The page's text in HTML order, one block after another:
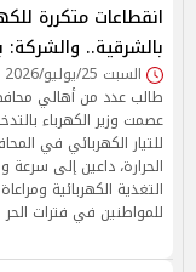
انقطاعات متكررة
بالشرقية..
السبت 25/يوليو/2026 - 06:34 م
طالب عدد من أهالي
عصمت وزير الكهرباء
للتيار الكهربائي في
الحرارة، داعين إلى
التغذية الكهربائية
للمواطنين في فترات